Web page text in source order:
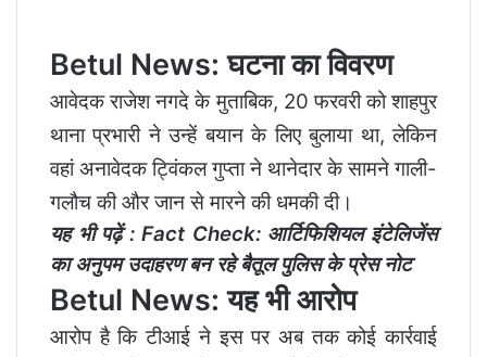
Betul News: घटना का विवरण
आवेदक राजेश नगदे के मुताबिक, 20 फरवरी को शाहपुर
थाना प्रभारी ने उन्हें बयान के लिए बुलाया था, लेकिन
वहां अनावेदक ट्विंकल गुप्ता ने थानेदार के सामने गाली-
गलौच की और जान से मारने की धमकी दी।
यह भी पढ़ें :Fact Check: आर्टिफिशियल इंटेलिजेंस
का अनुपम उदाहरण बन रहे बैतूल पुलिस के प्रेस नोट
Betul News: यह भी आरोप
आरोप है कि टीआई ने इस पर अब तक कोई कार्रवाई